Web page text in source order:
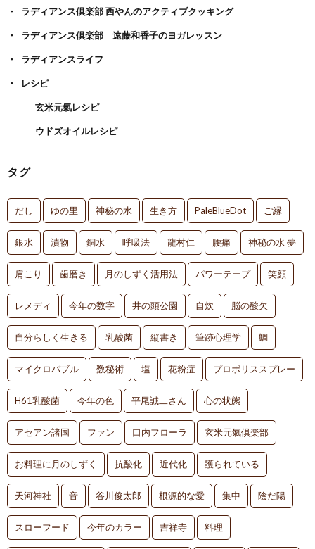
ラディアンス倶楽部 西やんのアクティブクッキング
ラディアンス倶楽部 遠藤和香子のヨガレッスン
ラディアンスライフ
レシピ
玄米元氣レシピ
ウドズオイルレシピ
タグ
だし ゆの里 神秘の水 生き方 PaleBlueDot ご縁
銀水 漬物 銅水 呼吸法 龍村仁 腰痛 神秘の水 夢
肩こり 歯磨き 月のしずく活用法 パワーテープ 笑顔
レメディ 今年の数字 井の頭公園 自炊 脳の酸欠
自分らしく生きる 乳酸菌 縦書き 筆跡心理学 鯛
マイクロバブル 数秘術 塩 花粉症 プロポリススプレー
H61乳酸菌 今年の色 平尾誠二さん 心の状態
アセアン諸国 ファン 口内フローラ 玄米元氣倶楽部
お料理に月のしずく 抗酸化 近代化 護られている
天河神社 音 谷川俊太郎 根源的な愛 集中 陰だ陽
スローフード 今年のカラー 吉祥寺 料理